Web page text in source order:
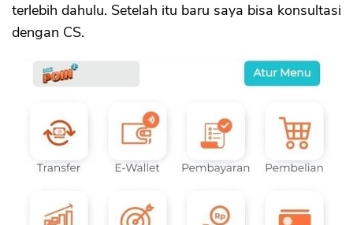
terlebih dahulu. Setelah itu baru saya bisa konsultasi
dengan CS.